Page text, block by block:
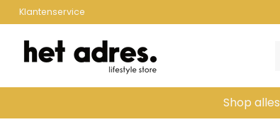
Shop alles
Klantenservice